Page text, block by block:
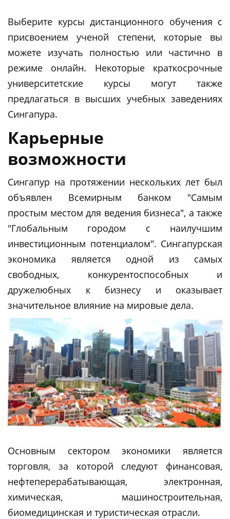
Выберите курсы дистанционного обучения с
присвоением ученой степени, которые вы
можете изучать полностью или частично в
режиме онлайн. Некоторые краткосрочные
университетские курсы могут также
предлагаться в высших учебных заведениях
Сингапура.
Карьерные
возможности
Сингапур на протяжении нескольких лет был
объявлен Всемирным банком "Самым
простым местом для ведения бизнеса", а также
"Глобальным городом с наилучшим
инвестиционным потенциалом". Сингапурская
экономика является одной из самых
свободных, конкурентоспособных и
дружелюбных к бизнесу и оказывает
значительное влияние на мировые дела.
Основным сектором экономики является
торговля, за которой следуют финансовая,
нефтеперерабатывающая, электронная,
химическая, машиностроительная,
биомедицинская и туристическая отрасли.